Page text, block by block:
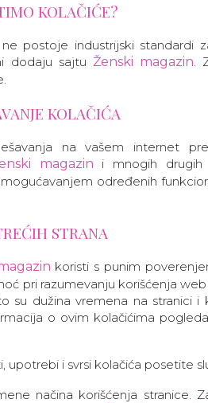
KOLAČIĆE?
postoje industrijski standardi
dodaju sajtu Ženski magazin.
KOLAČIĆA
na vašem internet
magazin i mnogih drugih
određenih
STRANA
koristi s punim
pri razumevanju korišćenja
su dužina vremena na stranici
o ovim kolačićima
i svrsi kolačića posetite
načina korišćenja stranice.